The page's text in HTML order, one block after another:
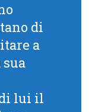
di
a
lui il